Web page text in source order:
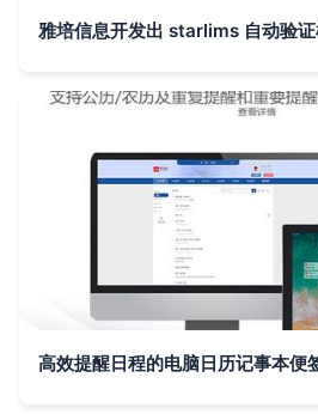
高效提醒日程的电脑日历记事本便